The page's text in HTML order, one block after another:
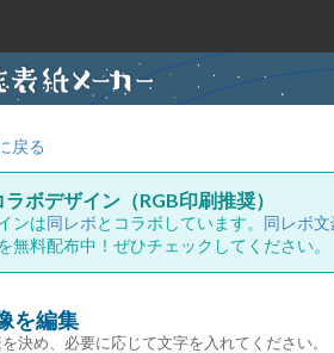
戻る
ボデザイン（RGB印刷推奨）
ンは同レボとコラボしています。 同レボ
無料配布中！ぜひチェックしてください。
を編集
決め、必要に応じて文字を入れてください。